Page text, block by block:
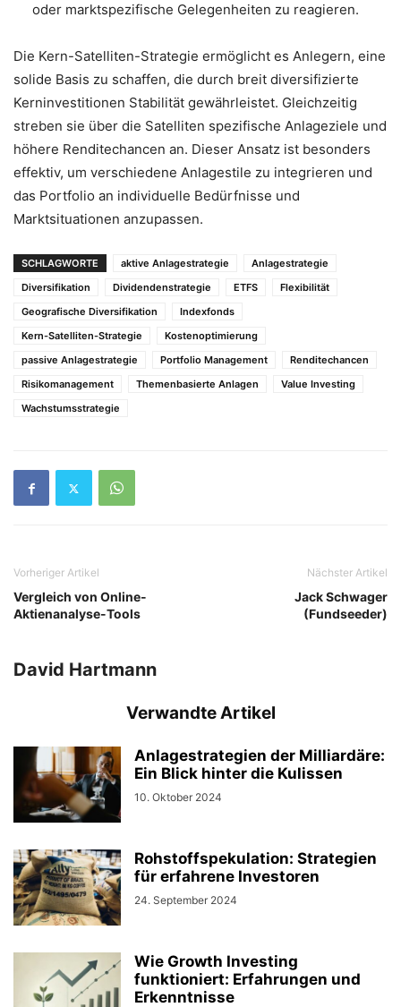
oder marktspezifische Gelegenheiten zu reagieren.
Die Kern-Satelliten-Strategie ermöglicht es Anlegern, eine
solide Basis zu schaffen, die durch breit diversifizierte
Kerninvestitionen Stabilität gewährleistet. Gleichzeitig
streben sie über die Satelliten spezifische Anlageziele und
höhere Renditechancen an. Dieser Ansatz ist besonders
effektiv, um verschiedene Anlagestile zu integrieren und
das Portfolio an individuelle Bedürfnisse und
Marktsituationen anzupassen.
SCHLAGWORTE aktive Anlagestrategie
Anlagestrategie
Diversifikation
Dividendenstrategie ETFS
Flexibilität
Geografische Diversifikation
Indexfonds
Kern-Satelliten-Strategie
Kostenoptimierung
passive Anlagestrategie
Portfolio Management
Renditechancen
Risikomanagement
Themenbasierte Anlagen
Value Investing
Wachstumsstrategie
Vorheriger Artikel
Vergleich von Online-
Aktienanalyse-Tools
Nächster Artikel
Jack Schwager
(Fundseeder)
David Hartmann
Verwandte Artikel
Anlagestrategien der Milliardäre:
Ein Blick hinter die Kulissen
10. Oktober 2024
Rohstoffspekulation: Strategien
für erfahrene Investoren
24. September 2024
Wie Growth Investing
funktioniert: Erfahrungen und
Erkenntnisse